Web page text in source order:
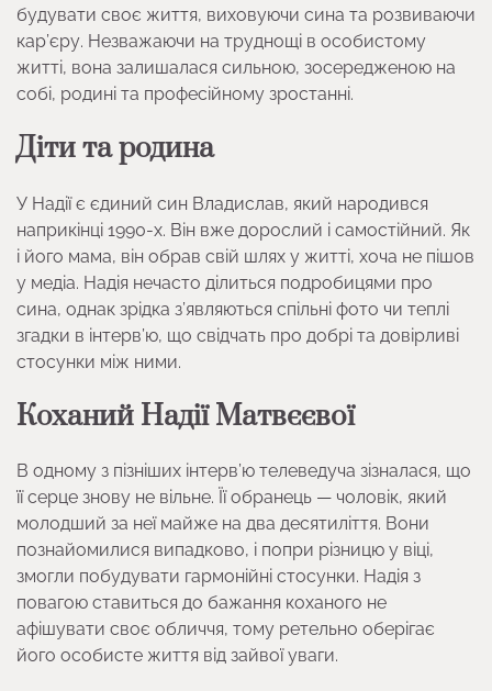
будувати своє життя, виховуючи сина та розвиваючи
кар’єру. Незважаючи на труднощі в особистому
житті, вона залишалася сильною, зосередженою на
собі, родині та професійному зростанні.
Діти та родина
У Надії є єдиний син Владислав, який народився
наприкінці 1990-х. Він вже дорослий і самостійний. Як
і його мама, він обрав свій шлях у житті, хоча не пішов
у медіа. Надія нечасто ділиться подробицями про
сина, однак зрідка з’являються спільні фото чи теплі
згадки в інтерв’ю, що свідчать про добрі та довірливі
стосунки між ними.
Коханий Надії Матвєєвої
В одному з пізніших інтерв’ю телеведуча зізналася, що
її серце знову не вільне. Її обранець — чоловік, який
молодший за неї майже на два десятиліття. Вони
познайомилися випадково, і попри різницю у віці,
змогли побудувати гармонійні стосунки. Надія з
повагою ставиться до бажання коханого не
афішувати своє обличчя, тому ретельно оберігає
його особисте життя від зайвої уваги.